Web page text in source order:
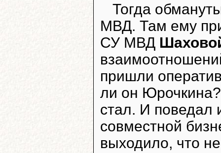
Тогда
МВД. Там ему
СУ МВД
пришли
ли он Юрочкина?
стал. И поведал
совместной
выходило, что